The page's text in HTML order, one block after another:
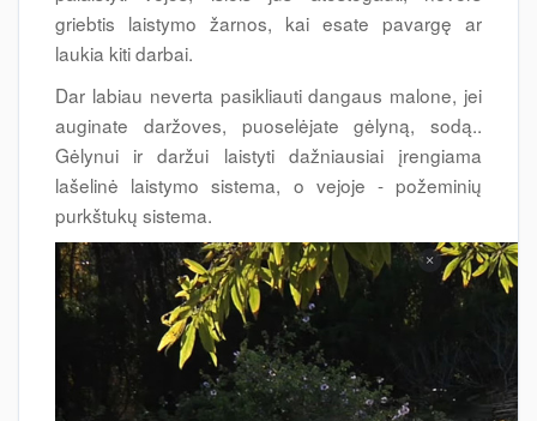
griebtis laistymo žarnos, kai esate pavargę ar
laukia kiti darbai.
Dar labiau neverta pasikliauti dangaus malone, jei
auginate daržoves, puoselėjate gėlyną, sodą..
Gėlynui ir daržui laistyti dažniausiai įrengiama
lašelinė laistymo sistema, o vejoje - požeminių
purkštukų sistema.